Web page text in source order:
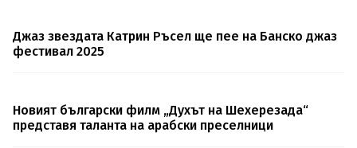
Джаз звездата Катрин Ръсел ще пее на Банско джаз
фестивал 2025
Новият български филм „Духът на Шехерезада“
представя таланта на арабски преселници